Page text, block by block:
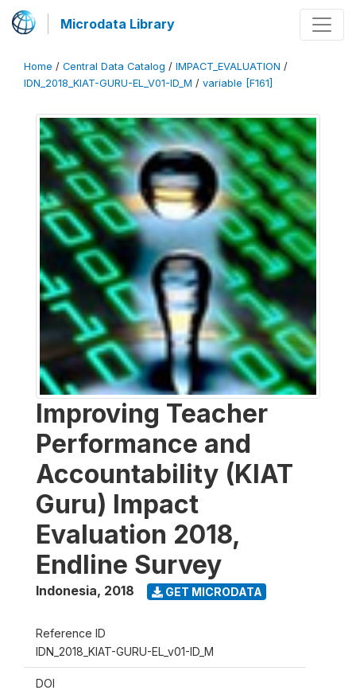
Microdata Library
Home / Central Data Catalog / IMPACT_EVALUATION /
IDN_2018_KIAT-GURU-EL_V01-ID_M / variable [F161]
Improving Teacher
Performance and
Accountability (KIAT
Guru) Impact
Evaluation 2018,
Endline Survey
Indonesia, 2018 GET MICRODATA
Reference ID
IDN_2018_KIAT-GURU-EL_v01-ID_M
DOI